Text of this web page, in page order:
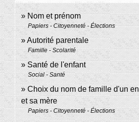
Nom et prénom
Papiers - Citoyenneté - Élections
Autorité parentale
Famille - Scolarité
Santé de l'enfant
Social - Santé
Choix du nom de famille d'un
et sa mère
Papiers - Citoyenneté - Élections